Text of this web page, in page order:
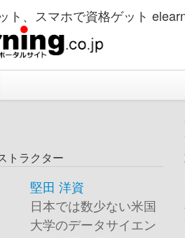
ト、スマホで資格ゲット
トラクター
堅田 洋資
日本では数少ない米国
大学のデータサイエン